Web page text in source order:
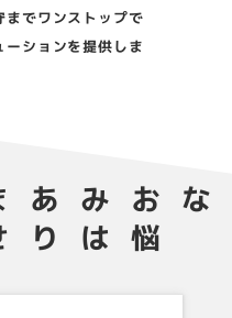
でワンストップで
ションを提供しま
な
お
悩
み
は
あ
り
ま
せ
んか